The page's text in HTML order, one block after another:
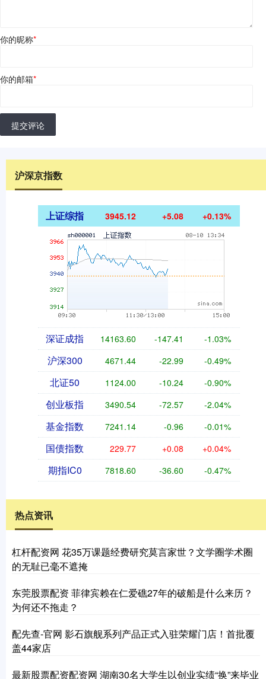
你的昵称*
你的邮箱*
提交评论
沪深京指数
上证综指 3945.12 +5.08 +0.13%
深证成指 14163.60 -147.41 -1.03%
沪深300 4671.44 -22.99 -0.49%
北证50 1124.00 -10.24 -0.90%
创业板指 3490.54 -72.57 -2.04%
基金指数 7241.14 -0.96 -0.01%
国债指数 229.77 +0.08 +0.04%
期指IC0 7818.60 -36.60 -0.47%
热点资讯
杠杆配资网 花35万课题经费研究莫言家世？文学圈学术圈
的无耻已毫不遮掩
东莞股票配资 菲律宾赖在仁爱礁27年的破船是什么来历？
为何还不拖走？
配先查-官网 影石旗舰系列产品正式入驻荣耀门店！首批覆
盖44家店
最新股票配资配资网 湖南30名大学生以创业实绩“换”来毕业